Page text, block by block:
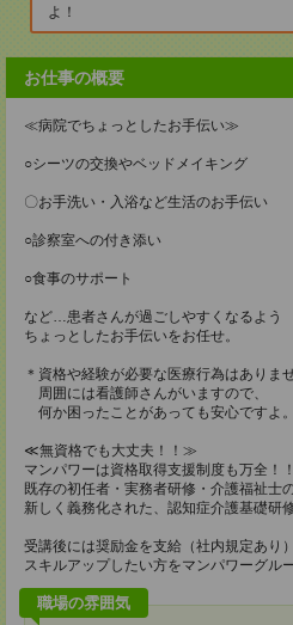
よ！
お仕事の概要
≪病院でちょっとしたお手伝い≫
○シーツの交換やベッドメイキング
〇お手洗い・入浴など生活のお手伝い
○診察室への付き添い
○食事のサポート
など…患者さんが過ごしやすくなるよう
ちょっとしたお手伝いをお任せ。
＊資格や経験が必要な医療行為はありませ
周囲には看護師さんがいますので、
何か困ったことがあっても安心ですよ。
≪無資格でも大丈夫！！≫
マンパワーは資格取得支援制度も万全！！
既存の初任者・実務者研修・介護福祉士
新しく義務化された、認知症介護基礎研
受講後には奨励金を支給（社内規定あり）
スキルアップしたい方をマンパワーグル
職場の雰囲気